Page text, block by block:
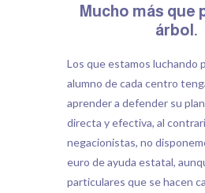
Mucho más que
árbol.
Los que estamos luchando
alumno de cada centro
aprender a defender su
directa y efectiva, al
negacionistas, no
euro de ayuda estatal,
particulares que se hacen